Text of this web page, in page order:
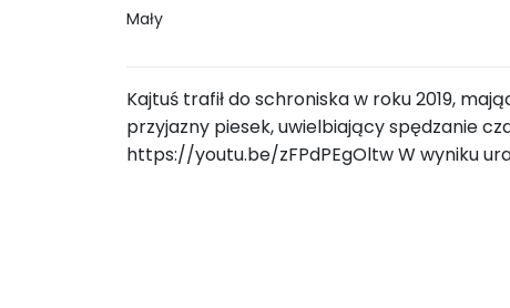
Mały
Kajtuś trafił do schroniska w roku 2019,
przyjazny piesek, uwielbiający spędzanie
https://youtu.be/zFPdPEgOltw W wyniku